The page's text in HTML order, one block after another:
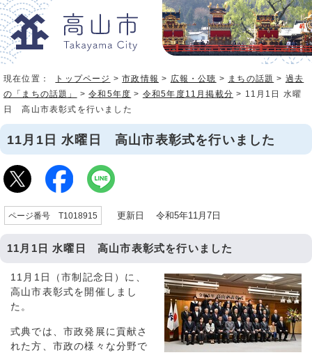
現在位置： トップページ >市政情報 > 広報・公聴 > まちの話題 > 過去
の「まちの話題」
>令和5年度 > 令和5年度11月掲載分 > 11月1日 水曜
日 高山市表彰式を行いました
11月1日 水曜日 高山市表彰式を行いました
ページ番号 T1018915 更新日 令和5年11月7日
11月1日 水曜日 高山市表彰式を行いました
11月1日（市制記念日）に、
高山市表彰式を開催しまし
た。
式典では、市政発展に貢献さ
れた方、市政の様々な分野で